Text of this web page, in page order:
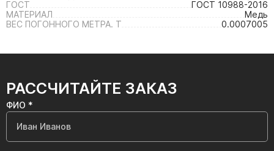
ГОСТ
ГОСТ 10988-2016
МАТЕРИАЛ
Медь
ВЕС ПОГОННОГО МЕТРА. Т
0.0007005
РАССЧИТАЙТЕ ЗАКАЗ
ФИО *